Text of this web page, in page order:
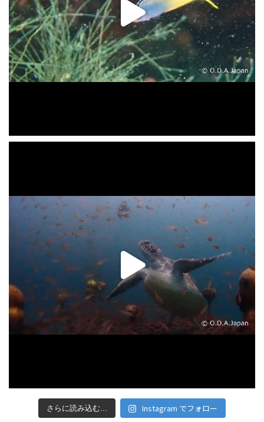
さらに読み込む... Instagram でフォロー